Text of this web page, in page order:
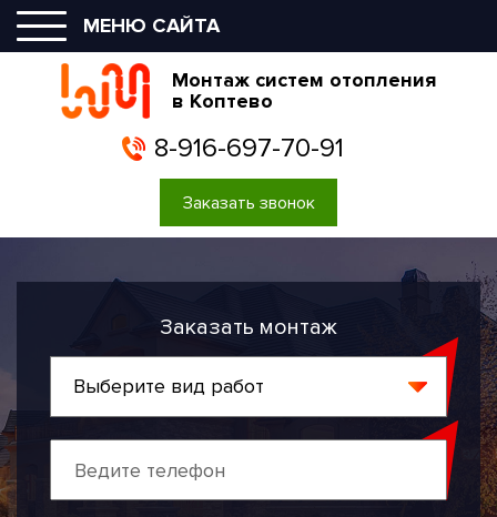
МЕНЮ САЙТА
Монтаж систем отопления
в Коптево
8-916-697-70-91
Заказать звонок
Заказать монтаж